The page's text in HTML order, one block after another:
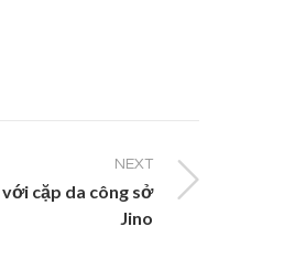
NEXT
cặp da công sở
Jino